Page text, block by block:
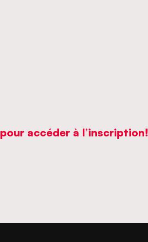
accéder à l’inscription!